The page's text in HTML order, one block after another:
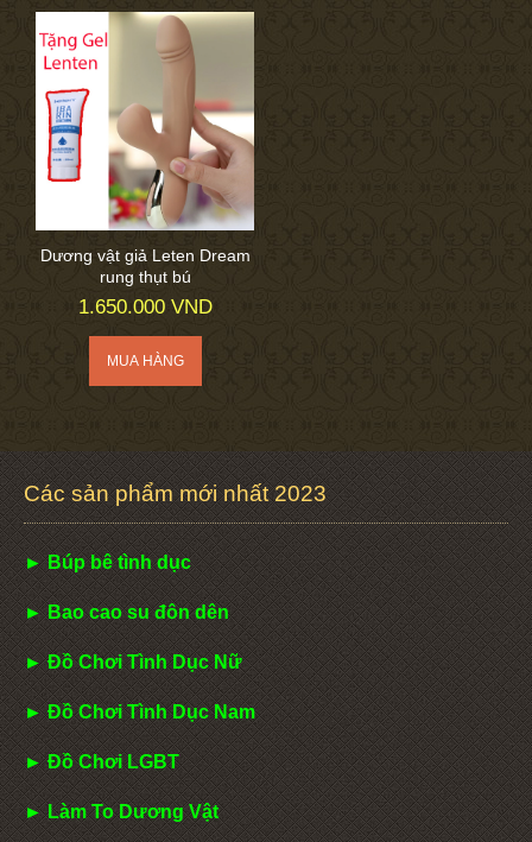
Dương vật giả Leten Dream
rung thụt bú
1.650.000 VND
Các sản phẩm mới nhất 2023
► Búp bê tình dục
► Bao cao su đôn dên
► Đồ Chơi Tình Dục Nữ
► Đồ Chơi Tình Dục Nam
► Đồ Chơi LGBT
► Làm To Dương Vật